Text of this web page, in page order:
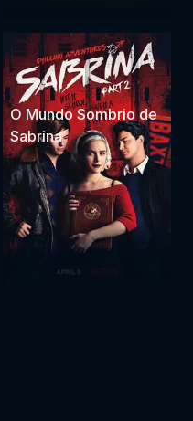
O Mundo Sombrio de
Sabrina